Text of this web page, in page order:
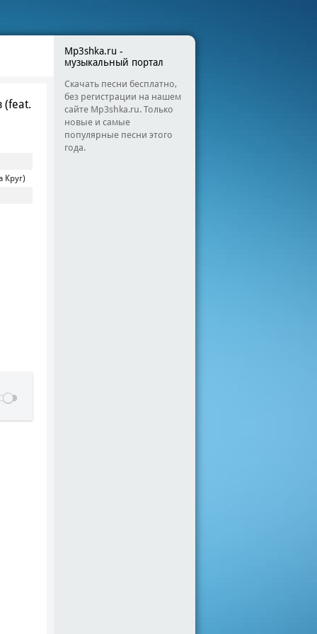
(feat.
Круг)
Mp3shka.ru -
музыкальный портал
Скачать песни бесплатно,
без регистрации на нашем
сайте Mp3shka.ru. Только
новые и самые
популярные песни этого
года.